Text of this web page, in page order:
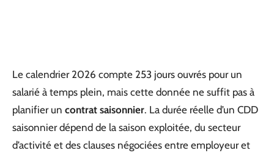
Le calendrier 2026 compte 253 jours ouvrés pour un
salarié à temps plein, mais cette donnée ne suffit pas à
planifier un contrat saisonnier. La durée réelle d’un CDD
saisonnier dépend de la saison exploitée, du secteur
d’activité et des clauses négociées entre employeur et